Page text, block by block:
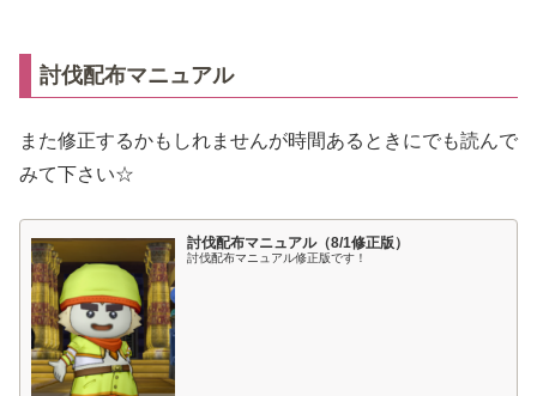
討伐配布マニュアル
また修正するかもしれませんが時間あるときにでも読んで
みて下さい☆
討伐配布マニュアル（8/1修正版）
討伐配布マニュアル修正版です！